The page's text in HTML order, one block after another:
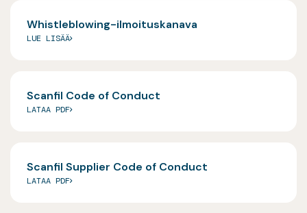
Whistleblowing-ilmoituskanava
LUE LISÄÄ
Scanfil Code of Conduct
LATAA PDF
Scanfil Supplier Code of Conduct
LATAA PDF